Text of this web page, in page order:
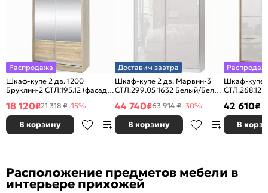
Распродажа
Шкаф-купе 2 дв. 1200
Бруклин-2 СТЛ.195.12 (фасады
18 120₽21 318 ₽-15%
В корзину
Доставим завтра
Шкаф-купе 2 дв. Марвин-3
СТЛ.299.05 1632 Белый/Белый
44 740₽63 914 ₽-30%
В корзину
Шкаф-купе
СТЛ.268.12
42 610₽
В
Расположение предметов мебели в
интерьере прихожей